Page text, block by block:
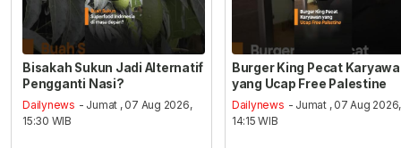
Bisakah Sukun Jadi Alternatif
Pengganti Nasi?
Dailynews - Jumat , 07 Aug 2026,
15:30 WIB
Burger King Pecat
yang Ucap Free Palestine
Dailynews - Jumat , 07 Aug 2026,
14:15 WIB